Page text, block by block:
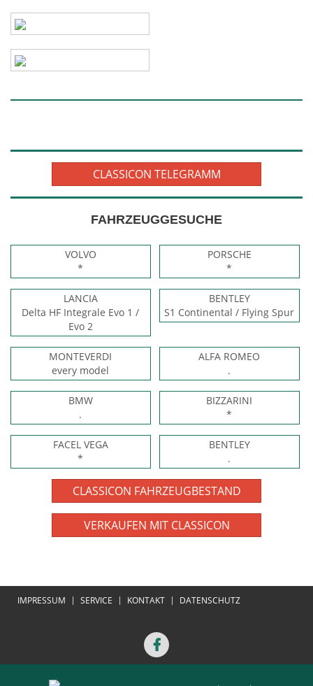
CLASSICON TELEGRAMM
FAHRZEUGGESUCHE
VOLVO
*
PORSCHE
*
LANCIA
Delta HF Integrale Evo 1 /
Evo 2
BENTLEY
S1 Continental / Flying Spur
MONTEVERDI
every model
ALFA ROMEO
.
BMW
.
BIZZARINI
*
FACEL VEGA
*
BENTLEY
.
CLASSICON FAHRZEUGBESTAND
VERKAUFEN MIT CLASSICON
IMPRESSUM SERVICE KONTAKT DATENSCHUTZ